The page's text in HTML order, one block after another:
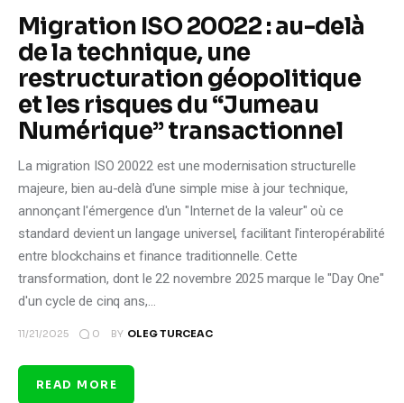
Migration ISO 20022 : au-delà
de la technique, une
restructuration géopolitique
et les risques du “Jumeau
Numérique” transactionnel
La migration ISO 20022 est une modernisation structurelle
majeure, bien au-delà d'une simple mise à jour technique,
annonçant l'émergence d'un "Internet de la valeur" où ce
standard devient un langage universel, facilitant l'interopérabilité
entre blockchains et finance traditionnelle. Cette
transformation, dont le 22 novembre 2025 marque le "Day One"
d'un cycle de cinq ans,…
11/21/2025 0 BY OLEG TURCEAC
READ MORE